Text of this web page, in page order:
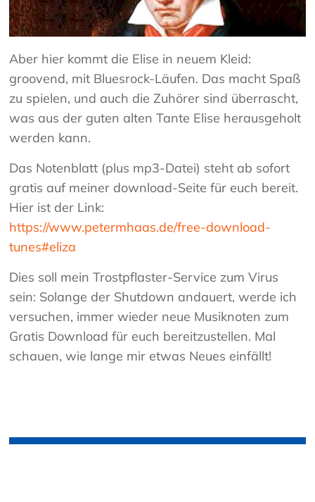
Aber hier kommt die Elise in neuem Kleid:
groovend, mit Bluesrock-Läufen. Das macht Spaß
zu spielen, und auch die Zuhörer sind überrascht,
was aus der guten alten Tante Elise herausgeholt
werden kann.
Das Notenblatt (plus mp3-Datei) steht ab sofort
gratis auf meiner download-Seite für euch bereit.
Hier ist der Link:
https://www.petermhaas.de/free-download-
tunes#eliza
Dies soll mein Trostpflaster-Service zum Virus
sein: Solange der Shutdown andauert, werde ich
versuchen, immer wieder neue Musiknoten zum
Gratis Download für euch bereitzustellen. Mal
schauen, wie lange mir etwas Neues einfällt!